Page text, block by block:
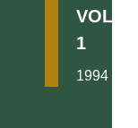
VOL.
1
1994